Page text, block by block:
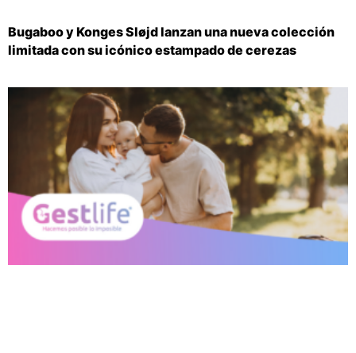
Bugaboo y Konges Sløjd lanzan una nueva colección
limitada con su icónico estampado de cerezas